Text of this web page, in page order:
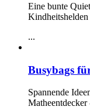
Eine bunte
...
Busybags
Spannende